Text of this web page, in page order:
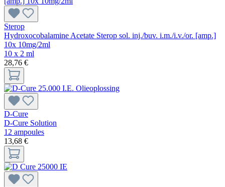
Sterop
Hydroxocobalamine Acetate Sterop sol. inj./buv. i.m./i.v./or. [amp.]
10x 10mg/2ml
10 x 2 ml
28,76 €
D-Cure
D-Cure Solution
12 ampoules
13,68 €